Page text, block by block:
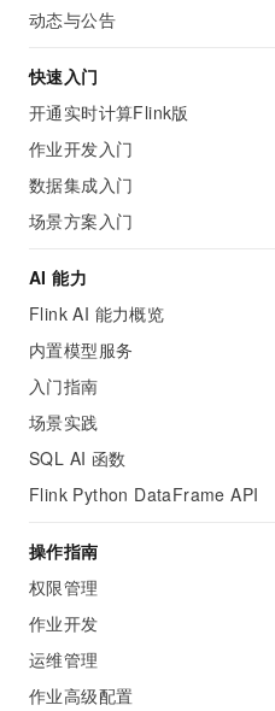
动态与公告
快速入门
开通实时计算Flink版
作业开发入门
数据集成入门
场景方案入门
AI 能力
Flink AI 能力概览
内置模型服务
入门指南
场景实践
SQL AI 函数
Flink Python DataFrame API
操作指南
权限管理
作业开发
运维管理
作业高级配置
存储
网络与CDN
安全
数据库
大数据计算
媒体服务
企业服务与云通信
域名与网站
终端用户计算
Serverless
迁移与运维管理
现代化应用
安全
网络
上云与迁云
企业出海
政企业务